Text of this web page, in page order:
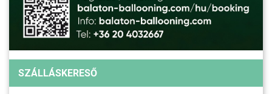
SZÁLLÁSKERESŐ